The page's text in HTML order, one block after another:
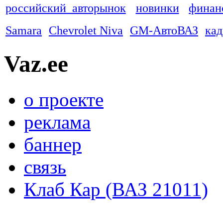
российский авторынок
новинки
Samara
Chevrolet Niva GM-АвтоВАЗ
Vaz.ee
о проекте
реклама
баннер
связь
Клаб Кар (ВАЗ 21011)